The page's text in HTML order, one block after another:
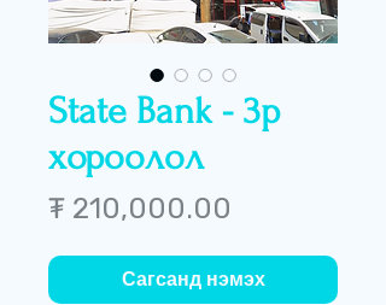
State Bank - 3р
хороолол
₮ 210,000.00
Сагсанд нэмэх